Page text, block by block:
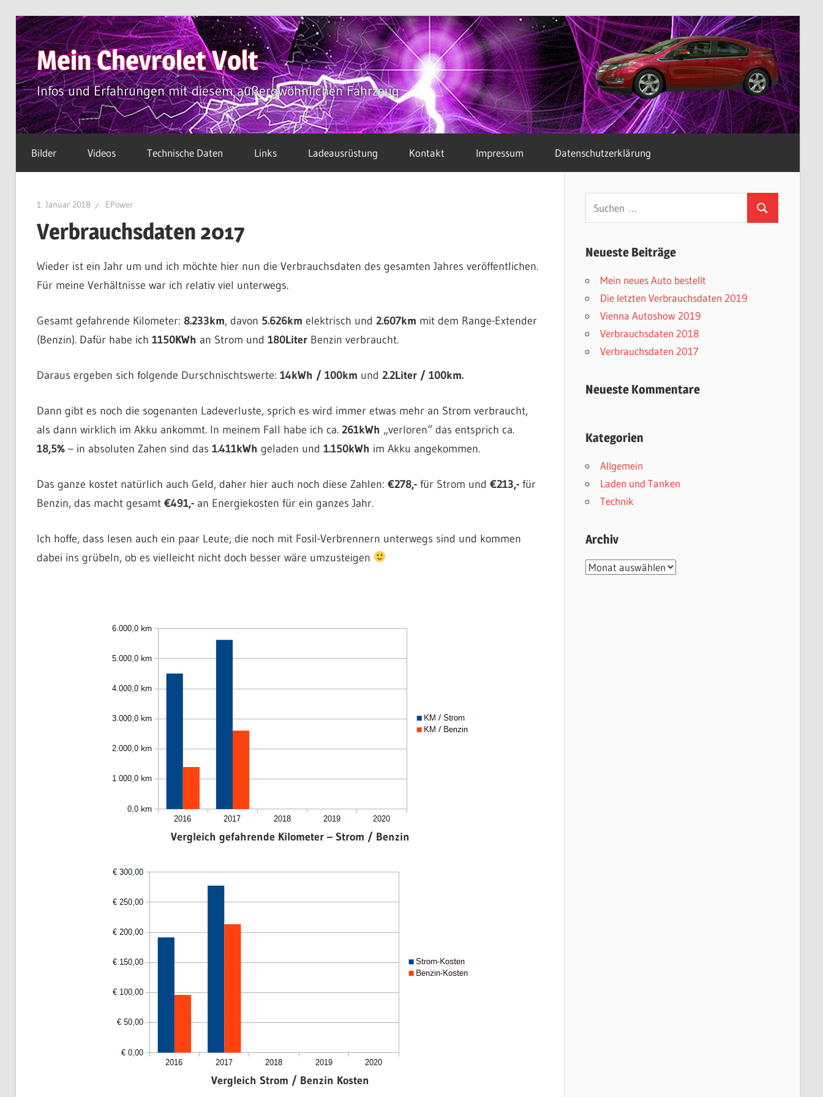
Zum
Inhalt
springenMein Chevrolet Volt
Infos und Erfahrungen mit diesem außergwöhnlichen Fahrzeug
Bilder Videos Technische Daten Links Ladeausrüstung Kontakt Impressum Datenschutzerklärung
1. Januar 2018 EPower
Verbrauchsdaten 2017
Wieder ist ein Jahr um und ich möchte hier nun die Verbrauchsdaten des gesamten Jahres veröffentlichen.
Für meine Verhältnisse war ich relativ viel unterwegs.
Gesamt gefahrende Kilometer: 8.233km, davon 5.626km elektrisch und 2.607km mit dem Range-Extender
(Benzin). Dafür habe ich 1150KWh an Strom und 180LiterBenzin verbraucht.
Daraus ergeben sich folgende Durschnischtswerte: 14kWh / 100km und 2.2Liter / 100km.
Dann gibt es noch die sogenanten Ladeverluste, sprich es wird immer etwas mehr an Strom verbraucht,
als dann wirklich im Akku ankommt. In meinem Fall habe ich ca. 261kWh „verloren“ das entsprich ca.
18,5%– in absoluten Zahen sind das 1.411kWh geladen und 1.150kWh im Akku angekommen.
Das ganze kostet natürlich auch Geld, daher hier auch noch diese Zahlen: €278,-für Strom und €213,-für
Benzin, das macht gesamt €491,-an Energiekosten für ein ganzes Jahr.
Ich hoffe, dass lesen auch ein paar Leute, die noch mit Fosil-Verbrennern unterwegs sind und kommen
dabei ins grübeln, ob es vielleicht nicht doch besser wäre umzusteigen
Vergleich gefahrende Kilometer – Strom / Benzin
Vergleich Strom / Benzin Kosten
Suchen
nach:
Suchen
Neueste Beiträge
Mein neues Auto bestellt
Die letzten Verbrauchsdaten 2019
Vienna Autoshow 2019
Verbrauchsdaten 2018
Verbrauchsdaten 2017
Neueste Kommentare
Kategorien
Allgemein
Laden und Tanken
Technik
Archiv
Archiv